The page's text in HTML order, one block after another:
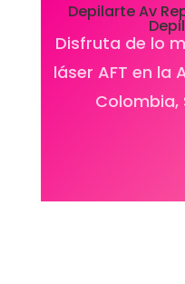
Depilarte Av
Disfruta de lo
láser AFT en la
Colombia,